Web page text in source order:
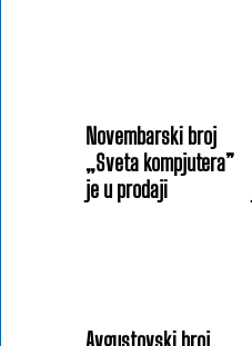
Novembarski broj
„Sveta kompjutera”
je u prodaji